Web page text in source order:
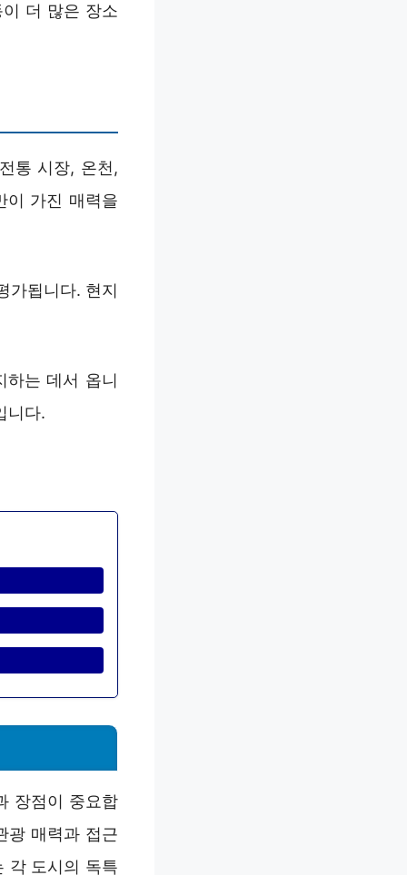
더 많은 장소
통 시장, 온천,
이 가진 매력을
가됩니다. 현지
하는 데서 옵니
니다.
장점이 중요합
광 매력과 접근
각 도시의 독특